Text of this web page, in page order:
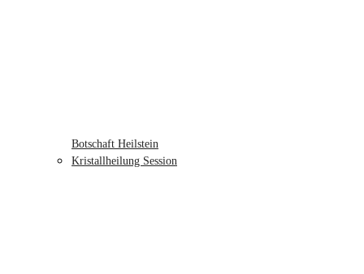
Botschaft Heilstein
Kristallheilung Session